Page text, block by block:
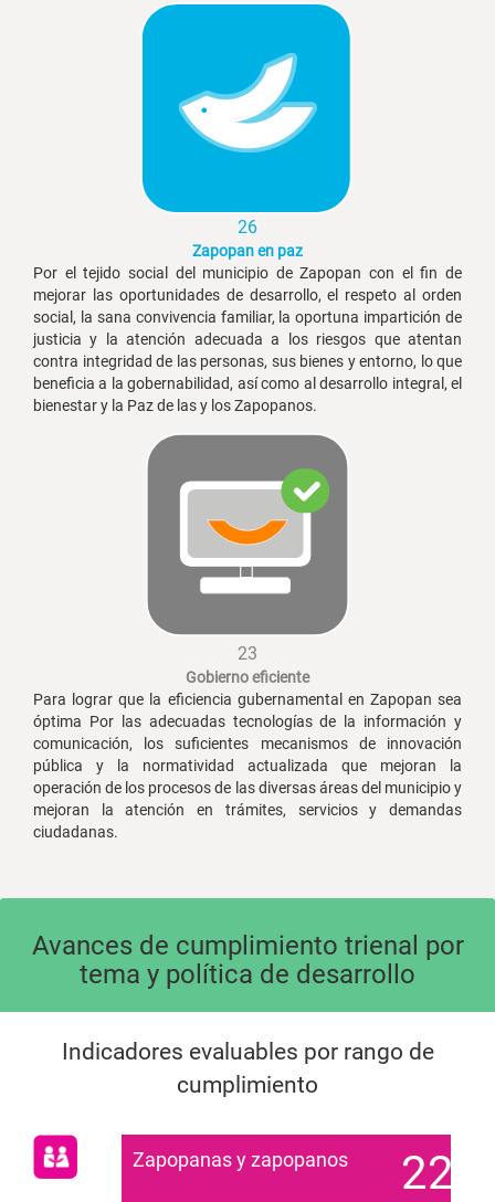
26
Zapopan en paz
Por el tejido social del municipio de Zapopan con el fin de
mejorar las oportunidades de desarrollo, el respeto al orden
social, la sana convivencia familiar, la oportuna impartición de
justicia y la atención adecuada a los riesgos que atentan
contra integridad de las personas, sus bienes y entorno, lo que
beneficia a la gobernabilidad, así como al desarrollo integral, el
bienestar y la Paz de las y los Zapopanos.
23
Gobierno eficiente
Para lograr que la eficiencia gubernamental en Zapopan sea
óptima Por las adecuadas tecnologías de la información y
comunicación, los suficientes mecanismos de innovación
pública y la normatividad actualizada que mejoran la
operación de los procesos de las diversas áreas del municipio y
mejoran la atención en trámites, servicios y demandas
ciudadanas.
Avances de cumplimiento trienal por
tema y política de desarrollo
Indicadores evaluables por rango de
cumplimiento
Zapopanas y zapopanos 22